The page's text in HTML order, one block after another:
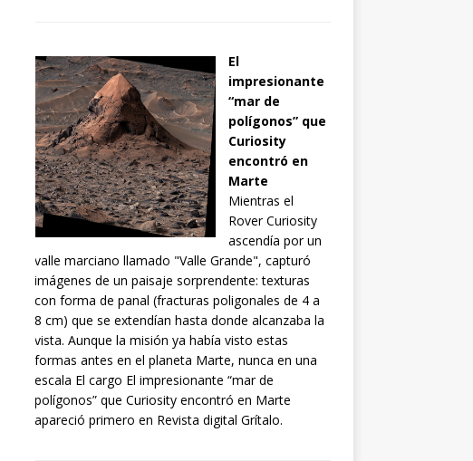
El
impresionante
“mar de
polígonos” que
Curiosity
encontró en
Marte
Mientras el
Rover Curiosity
ascendía por un
valle marciano llamado "Valle Grande", capturó
imágenes de un paisaje sorprendente: texturas
con forma de panal (fracturas poligonales de 4 a
8 cm) que se extendían hasta donde alcanzaba la
vista. Aunque la misión ya había visto estas
formas antes en el planeta Marte, nunca en una
escala El cargo El impresionante “mar de
polígonos” que Curiosity encontró en Marte
apareció primero en Revista digital Grítalo.